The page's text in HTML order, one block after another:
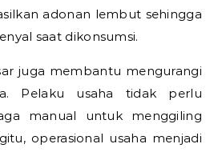
adonan lembut sehingga
saat dikonsumsi.
juga membantu mengurangi
Pelaku usaha tidak perlu
manual untuk menggiling
operasional usaha menjadi